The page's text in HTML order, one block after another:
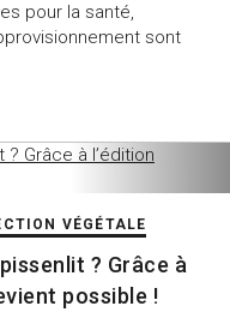
pour la santé,
sont
VÉGÉTALE
? Grâce à
possible !